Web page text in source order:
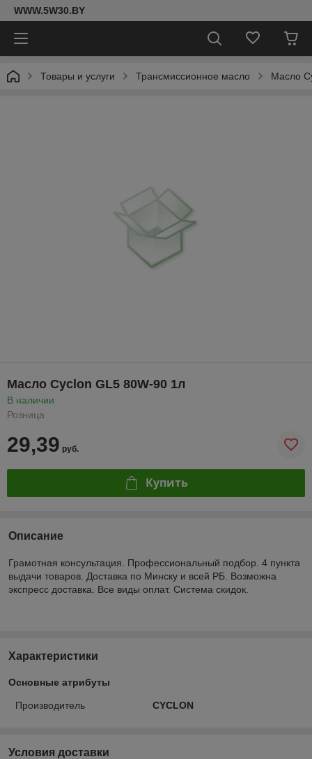
WWW.5W30.BY
Товары и услуги Трансмиссионное масло Масло
Масло Cyclon GL5 80W-90 1л
В наличии
Розница
29,39 руб.
Купить
Описание
Грамотная консультация. Профессиональный подбор. 4 пункта
выдачи товаров. Доставка по Минску и всей РБ. Возможна
экспресс доставка. Все виды оплат. Система скидок.
Характеристики
Основные атрибуты
Производитель CYCLON
Условия доставки